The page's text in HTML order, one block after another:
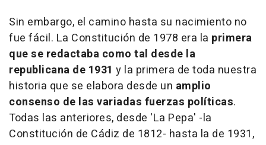
Sin embargo, el camino hasta su nacimiento no
fue fácil. La Constitución de 1978 era la primera
que se redactaba como tal desde la
republicana de 1931 y la primera de toda nuestra
historia que se elabora desde un amplio
consenso de las variadas fuerzas políticas.
Todas las anteriores, desde 'La Pepa' -la
Constitución de Cádiz de 1812- hasta la de 1931,